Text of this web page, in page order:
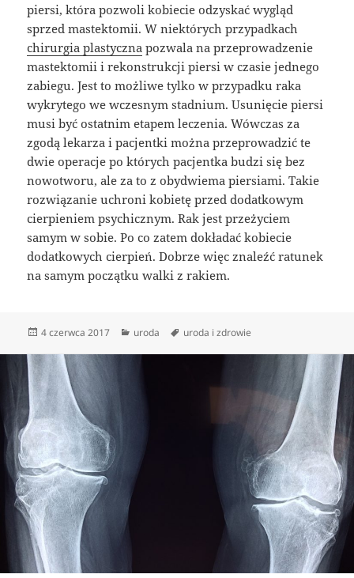
piersi, która pozwoli kobiecie odzyskać wygląd
sprzed mastektomii. W niektórych przypadkach
chirurgia plastyczna pozwala na przeprowadzenie
mastektomii i rekonstrukcji piersi w czasie jednego
zabiegu. Jest to możliwe tylko w przypadku raka
wykrytego we wczesnym stadnium. Usunięcie piersi
musi być ostatnim etapem leczenia. Wówczas za
zgodą lekarza i pacjentki można przeprowadzić te
dwie operacje po których pacjentka budzi się bez
nowotworu, ale za to z obydwiema piersiami. Takie
rozwiązanie uchroni kobietę przed dodatkowym
cierpieniem psychicznym. Rak jest przeżyciem
samym w sobie. Po co zatem dokładać kobiecie
dodatkowych cierpień. Dobrze więc znaleźć ratunek
na samym początku walki z rakiem.
Data
4 czerwca 2017 Kategorie
uroda Tagi
uroda i zdrowie